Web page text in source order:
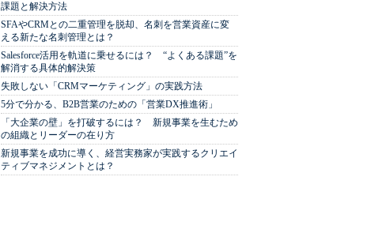
課題と解決方法
SFAやCRMとの二重管理を脱却、名刺を営業資産に変
える新たな名刺管理とは？
Salesforce活用を軌道に乗せるには？ “よくある課題”を
解消する具体的解決策
失敗しない「CRMマーケティング」の実践方法
5分で分かる、B2B営業のための「営業DX推進術」
「大企業の壁」を打破するには？ 新規事業を生むため
の組織とリーダーの在り方
新規事業を成功に導く、経営実務家が実践するクリエイ
ティブマネジメントとは？